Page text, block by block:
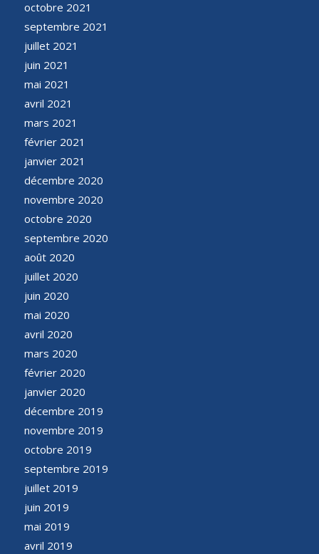
octobre 2021
septembre 2021
juillet 2021
juin 2021
mai 2021
avril 2021
mars 2021
février 2021
janvier 2021
décembre 2020
novembre 2020
octobre 2020
septembre 2020
août 2020
juillet 2020
juin 2020
mai 2020
avril 2020
mars 2020
février 2020
janvier 2020
décembre 2019
novembre 2019
octobre 2019
septembre 2019
juillet 2019
juin 2019
mai 2019
avril 2019